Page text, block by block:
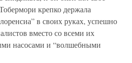
крепко держала
в своих руках, успешно
вместо со всеми их
насосами и “волшебными